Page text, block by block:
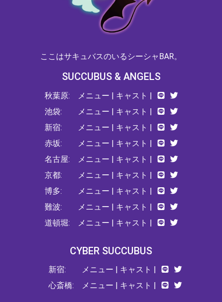
ここはサキュバスのいるシーシャBAR。
SUCCUBUS & ANGELS
秋葉原:
池袋:
新宿:
赤坂:
名古屋:
京都:
博多:
難波:
道頓堀:
メニュー | キャスト |
メニュー | キャスト |
メニュー | キャスト |
メニュー | キャスト |
メニュー | キャスト |
メニュー | キャスト |
メニュー | キャスト |
メニュー | キャスト |
メニュー | キャスト |
CYBER SUCCUBUS
新宿:
心斎橋:
メニュー | キャスト |
メニュー | キャスト |